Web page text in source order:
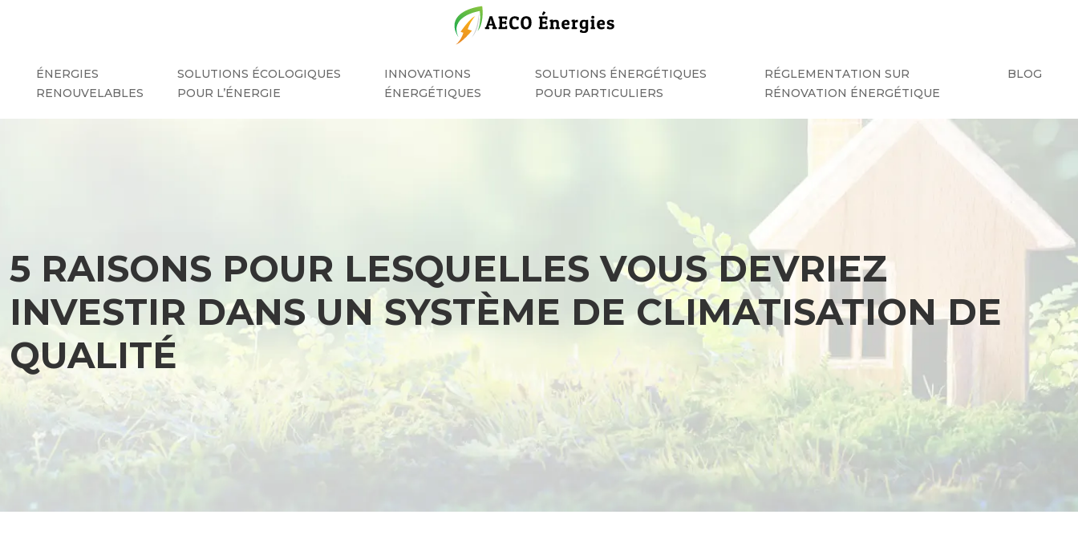
ÉNERGIES
RENOUVELABLES
SOLUTIONS ÉCOLOGIQUES
POUR L’ÉNERGIE
INNOVATIONS
ÉNERGÉTIQUES
SOLUTIONS ÉNERGÉTIQUES
POUR PARTICULIERS
RÉGLEMENTATION SUR
RÉNOVATION ÉNERGÉTIQUE
BLOG
5 RAISONS POUR LESQUELLES VOUS DEVRIEZ
INVESTIR DANS UN SYSTÈME DE CLIMATISATION DE
QUALITÉ